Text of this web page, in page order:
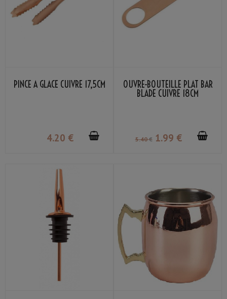
PINCE À GLACE CUIVRE 17,5CM
4.20 €
OUVRE-BOUTEILLE PLAT BAR
BLADE CUIVRE 18CM
5.40 € 1.99 €